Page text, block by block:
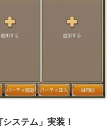
ステム」実装！